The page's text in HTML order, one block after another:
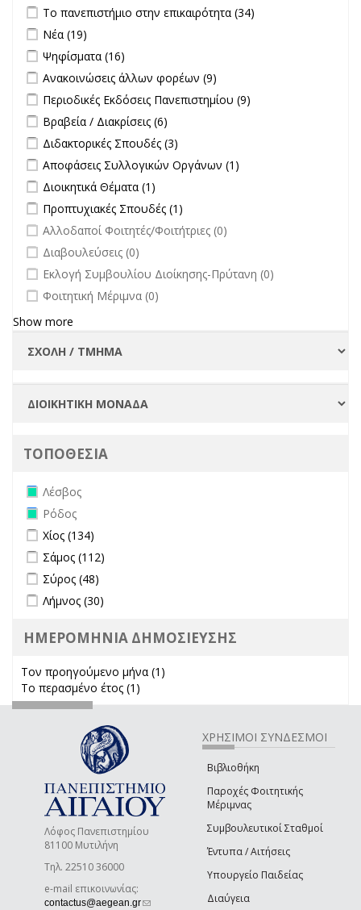
Apply Το πανεπιστήμιο στην επικαιρότητα filter
Το πανεπιστήμιο στην επικαιρότητα (34)
Apply Νέα filter
Νέα (19)
Apply Ψηφίσματα filter
Ψηφίσματα (16)
Apply Ανακοινώσεις άλλων φορέων filter
Ανακοινώσεις άλλων φορέων (9)
Apply Περιοδικές Εκδόσεις Πανεπιστημίου filter
Περιοδικές Εκδόσεις Πανεπιστημίου (9)
Apply Βραβεία / Διακρίσεις filter
Βραβεία / Διακρίσεις (6)
Apply Διδακτορικές Σπουδές filter
Διδακτορικές Σπουδές (3)
Apply Αποφάσεις Συλλογικών Οργάνων filter
Αποφάσεις Συλλογικών Οργάνων (1)
Apply Διοικητικά Θέματα filter
Διοικητικά Θέματα (1)
Apply Προπτυχιακές Σπουδές filter
Προπτυχιακές Σπουδές (1)
undefined
Αλλοδαποί Φοιτητές/Φοιτήτριες (0)
undefined
Διαβουλεύσεις (0)
undefined
Εκλογή Συμβουλίου Διοίκησης-Πρύτανη (0)
undefined
Φοιτητική Μέριμνα (0)
Show more
ΤΟΠΟΘΕΣΙΑ
Remove Λέσβος filter
Λέσβος
Remove Ρόδος filter
Ρόδος
Apply Χίος filter
Χίος (134)
Apply Σάμος filter
Σάμος (112)
Apply Σύρος filter
Σύρος (48)
Apply Λήμνος filter
Λήμνος (30)
ΗΜΕΡΟΜΗΝΙΑ ΔΗΜΟΣΙΕΥΣΗΣ
Τον προηγούμενο μήνα (1)
Το περασμένο έτος (1)
Λόφος Πανεπιστημίου
81100 Μυτιλήνη
Τηλ. 22510 36000
e-mail επικοινωνίας:
contactus@aegean.gr(link sends e-mail)
ΧΡΗΣΙΜΟΙ ΣΥΝΔΕΣΜΟΙ
Βιβλιοθήκη
Παροχές Φοιτητικής
Μέριμνας
Συμβουλευτικοί Σταθμοί
Έντυπα / Αιτήσεις
Υπουργείο Παιδείας
Διαύγεια